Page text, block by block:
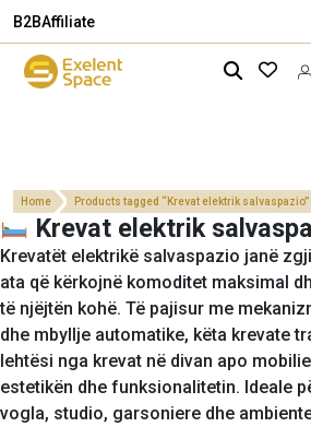
B2BAffiliate
Home Products tagged “Krevat elektrik salvaspazio”
Krevat elektrik
Krevatët elektrikë salvaspazio janë
ata që kërkojnë komoditet maksimal
të njëjtën kohë. Të pajisur me
dhe mbyllje automatike, këta krevate
lehtësi nga krevat në divan apo
estetikën dhe funksionalitetin. Ideale
vogla, studio, garsoniere dhe